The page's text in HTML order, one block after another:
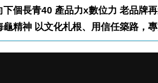
仙妮蕾德｜迎向下個長青40 產品力x數位力 老
威力馬｜發揮海龜精神 以文化札根、用信